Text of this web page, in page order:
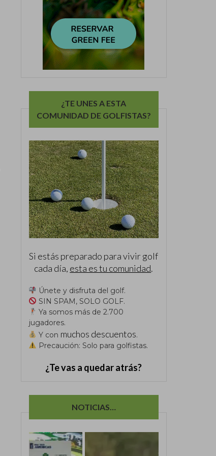
¿TE UNES A ESTA
COMUNIDAD DE GOLFISTAS?
Si estás preparado para vivir golf
cada día, esta es tu comunidad.
Únete y disfruta del golf.
SIN SPAM, SOLO GOLF.
Ya somos más de 2.700
jugadores.
Y con muchos descuentos.
Precaución: Solo para golfistas.
¿Te vas a quedar atrás?
NOTICIAS…